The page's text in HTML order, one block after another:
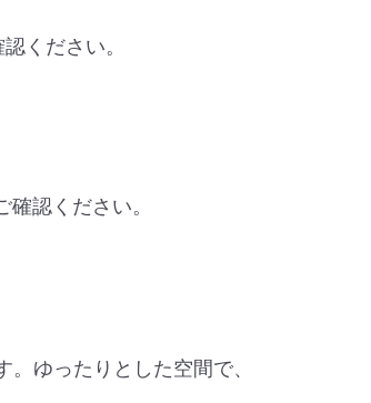
ください。
認ください。
ゆったりとした空間で、